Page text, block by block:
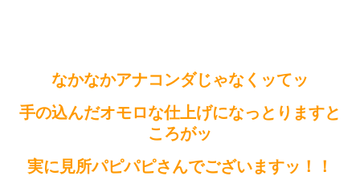
なかなかアナコンダじゃなくッてッ
手の込んだオモロな仕上げになっとりますと
ころがッ
実に見所パピパピさんでございますッ！！